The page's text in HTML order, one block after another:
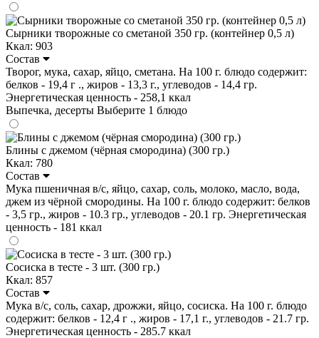
Сырники творожные со сметаной 350 гр. (контейнер 0,5 л)
Ккал: 903
Состав
Творог, мука, сахар, яйцо, сметана. На 100 г. блюдо содержит:
белков - 19,4 г ., жиров - 13,3 г., углеводов - 14,4 гр.
Энергетическая ценность - 258,1 ккал
Выпечка, десерты Выберите 1 блюдо
Блины с джемом (чёрная смородина) (300 гр.)
Ккал: 780
Состав
Мука пшеничная в/с, яйцо, сахар, соль, молоко, масло, вода,
джем из чёрной смородины. На 100 г. блюдо содержит: белков
- 3,5 гр., жиров - 10.3 гр., углеводов - 20.1 гр. Энергетическая
ценность - 181 ккал
Сосиска в тесте - 3 шт. (300 гр.)
Ккал: 857
Состав
Мука в/с, соль, сахар, дрожжи, яйцо, сосиска. На 100 г. блюдо
содержит: белков - 12,4 г ., жиров - 17,1 г., углеводов - 21.7 гр.
Энергетическая ценность - 285.7 ккал